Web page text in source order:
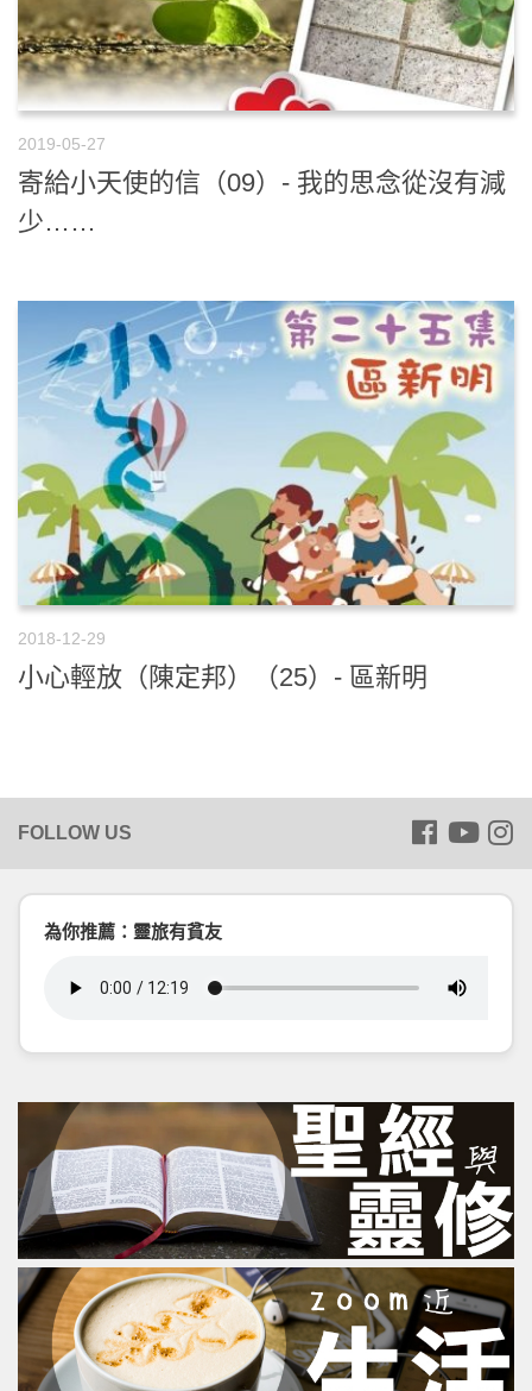
2019-05-27
寄給小天使的信（09）- 我的思念從沒有減
少……
2018-12-29
小心輕放（陳定邦）（25）- 區新明
為你推薦：靈旅有貧友